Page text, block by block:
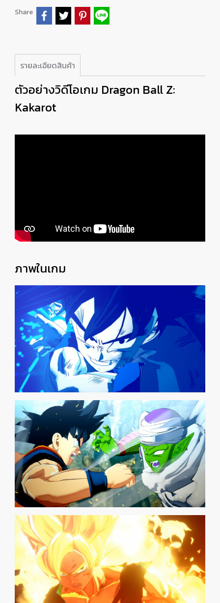
Share
รายละเอียดสินค้า
ตัวอย่างวิดีโอเกม Dragon Ball Z:
Kakarot
ภาพในเกม